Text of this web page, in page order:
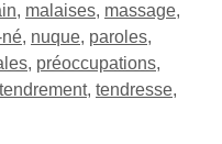
, malaises, massage,
, nuque, paroles,
, préoccupations,
tendrement, tendresse,